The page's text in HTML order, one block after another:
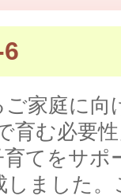
家庭に向
育む必要
てをサポ
ました